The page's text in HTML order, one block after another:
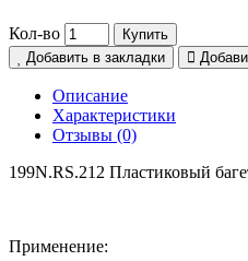
Кол-во
Купить
Добавить в закладки
Описание
Характеристики
Отзывы (0)
199N.RS.212 Пластиковый
Применение: